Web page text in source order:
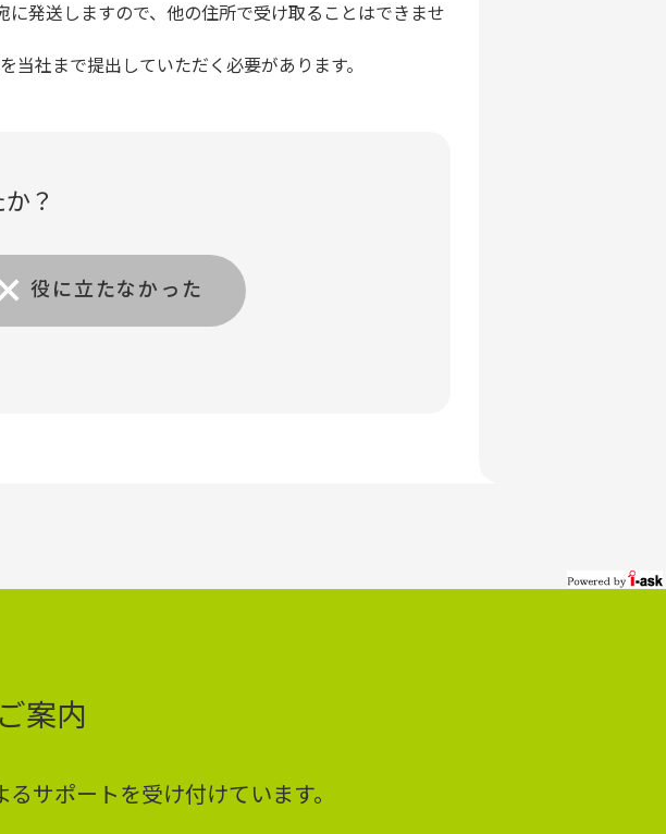
発送しますので、他の住所で受け取ることはできませ
社まで提出していただく必要があります。
？
役に立たなかった
案内
サポートを受け付けています。